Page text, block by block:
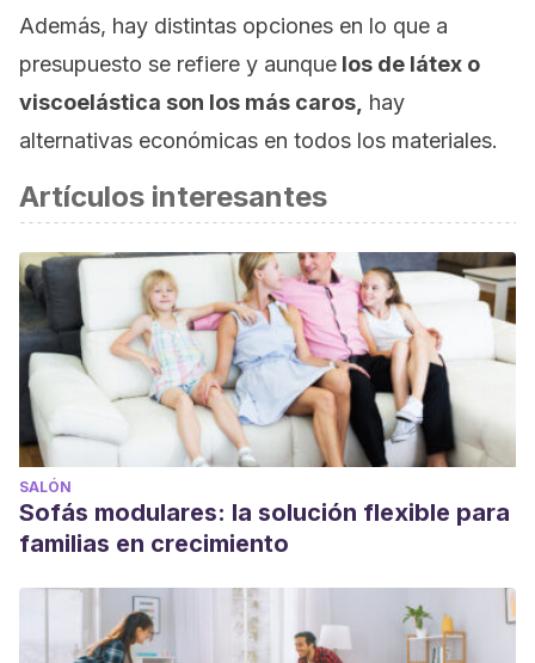
Además, hay distintas opciones en lo que a
presupuesto se refiere y aunque los de látex o
viscoelástica son los más caros, hay
alternativas económicas en todos los materiales.
Artículos interesantes
SALÓN
Sofás modulares: la solución flexible para
familias en crecimiento